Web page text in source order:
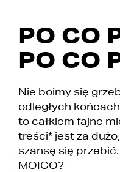
PO CO
PO CO
Nie boimy się
odległych
to całkiem fajne
treści* jest za
szansę się
MOICO?